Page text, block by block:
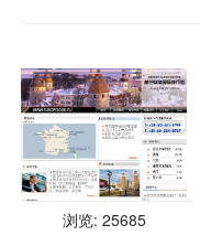
浏览: 25685